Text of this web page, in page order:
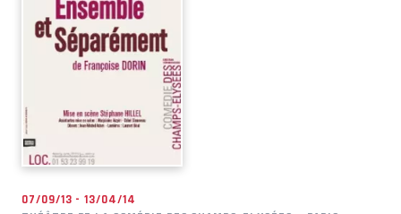
07/09/13 - 13/04/14